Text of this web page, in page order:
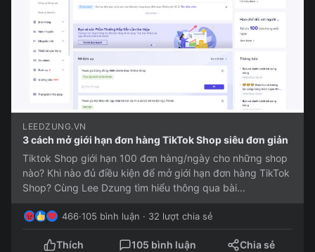
LEEDZUNG.VN
3 cách mở giới hạn đơn hàng TikTok Shop siêu đơn giản
Tiktok Shop giới hạn 100 đơn hàng/ngày cho những shop
nào? Khi nào đủ điều kiện để mở giới hạn đơn hàng TikTok
Shop? Cùng Lee Dzung tìm hiểu thông qua bài...
466·105 bình luận · 32 lượt chia sẻ
Thích 105 bình luận Chia sẻ